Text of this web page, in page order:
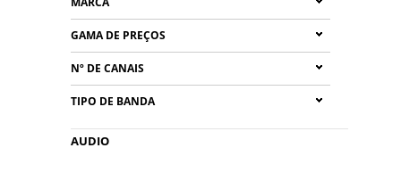
GAMA DE PREÇOS
Nº DE CANAIS
TIPO DE BANDA
AUDIO